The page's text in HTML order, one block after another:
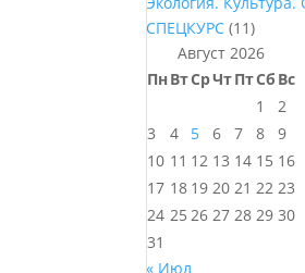
СПЕЦКУРС (11)
Август 2026
ПнВтСрЧтПтСб Вс
1
2
3
4 5 6 7 8
9
10 11 12 13 14 15 16
17 18 19 20 21 22 23
24 25 26 27 28 29 30
31
« Июл